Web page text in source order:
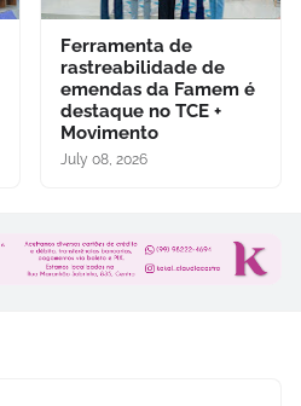
Ferramenta de
rastreabilidade de
emendas da Famem é
destaque no TCE +
Movimento
July 08, 2026